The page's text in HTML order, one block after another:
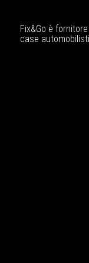
Fix&Go è
case